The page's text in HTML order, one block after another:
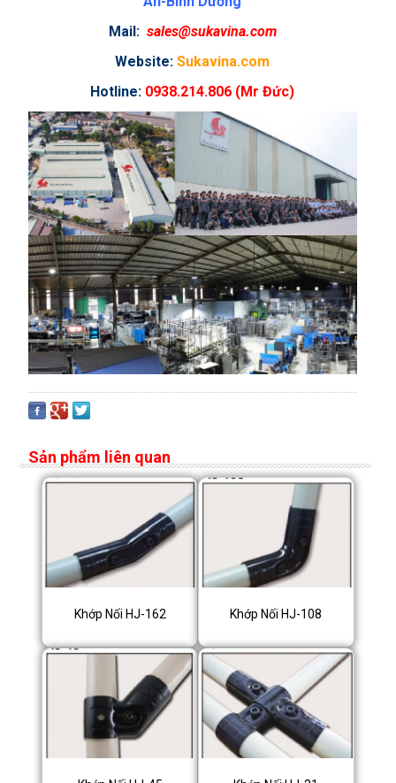
Mail: sales@sukavina.com
Website: Sukavina.com
Hotline: 0938.214.806 (Mr Đức)
Sản phẩm liên quan
Khớp Nối HJ-162 Khớp Nối HJ-108